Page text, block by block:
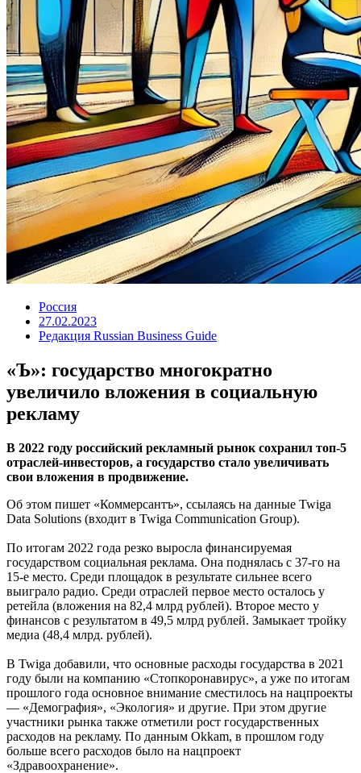
Россия
27.02.2023
Редакция Russian Business Guide
«Ъ»: государство многократно
увеличило вложения в социальную
рекламу
В 2022 году российский рекламный рынок сохранил топ-5
отраслей-инвесторов, а государство стало увеличивать
свои вложения в продвижение.
Об этом пишет «Коммерсантъ», ссылаясь на данные Twiga
Data Solutions (входит в Twiga Communication Group).
По итогам 2022 года резко выросла финансируемая
государством социальная реклама. Она поднялась с 37-го на
15-е место. Среди площадок в результате сильнее всего
выиграло радио. Среди отраслей первое место осталось у
ретейла (вложения на 82,4 млрд рублей). Второе место у
финансов с результатом в 49,5 млрд рублей. Замыкает тройку
медиа (48,4 млрд. рублей).
В Twiga добавили, что основные расходы государства в 2021
году были на компанию «Стопкоронавирус», а уже по итогам
прошлого года основное внимание сместилось на нацпроекты
— «Демография», «Экология» и другие. При этом другие
участники рынка также отметили рост государственных
расходов на рекламу. По данным Okkam, в прошлом году
больше всего расходов было на нацпроект
«Здравоохранение».